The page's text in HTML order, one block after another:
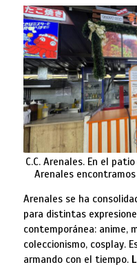
C.C. Arenales. En el
Arenales
Arenales se ha
para distintas
contemporánea: anime,
coleccionismo, cosplay.
armando con el tiempo.